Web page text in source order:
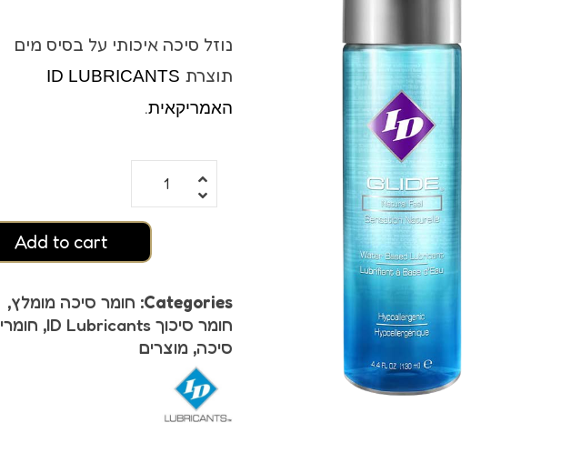
ויברטורים ריאליסטיים
פרפרים וממריצי אורגזמה
נוזל סיכה איכותי על בסיס מים
תוצרת ID LUBRICANTS
האמריקאית.
Add to cart
Categories: חומר סיכה מומלץ,
חומר סיכוך ID Lubricants
, חומרי
סיכה, מוצרים